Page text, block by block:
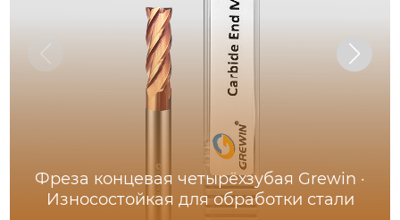
Фреза концевая четырёхзубая Grewin ·
Износостойкая для обработки стали